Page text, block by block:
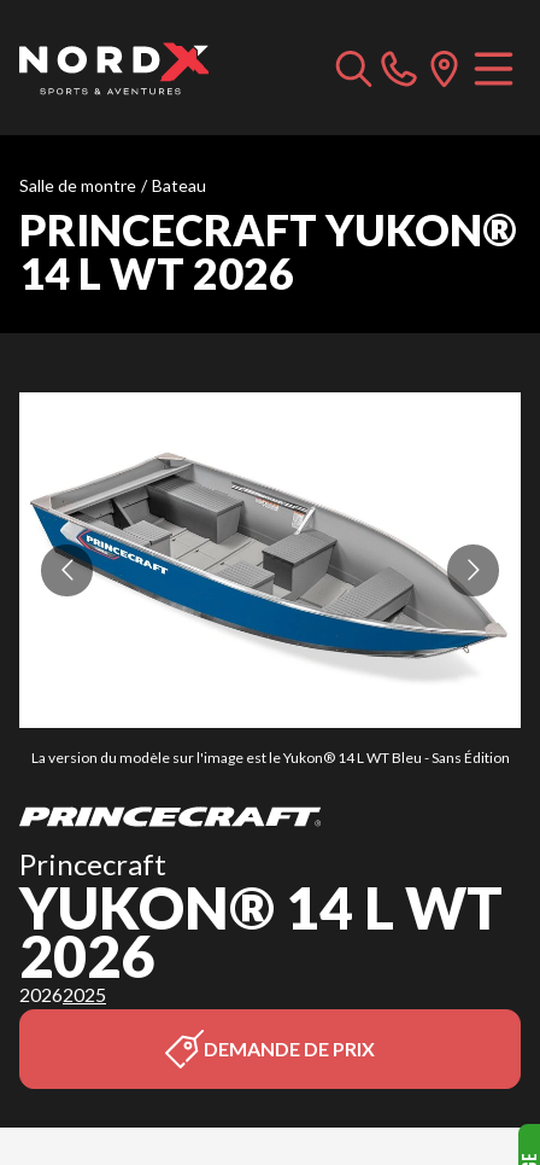
Salle de montre / Bateau
PRINCECRAFT YUKON®
14 L WT 2026
La version du modèle sur l'image est le Yukon® 14 L WT Bleu - Sans Édition
Princecraft
YUKON® 14 L WT
2026
20262025
DEMANDE DE PRIX